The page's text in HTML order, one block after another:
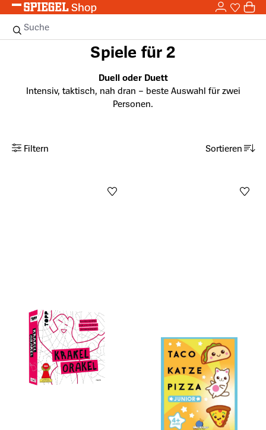
Zum Hauptinhalt springen 0
Suche
Spiele für 2
Duell oder Duett
Intensiv, taktisch, nah dran – beste Auswahl für zwei
Personen.
Filtern Sortieren